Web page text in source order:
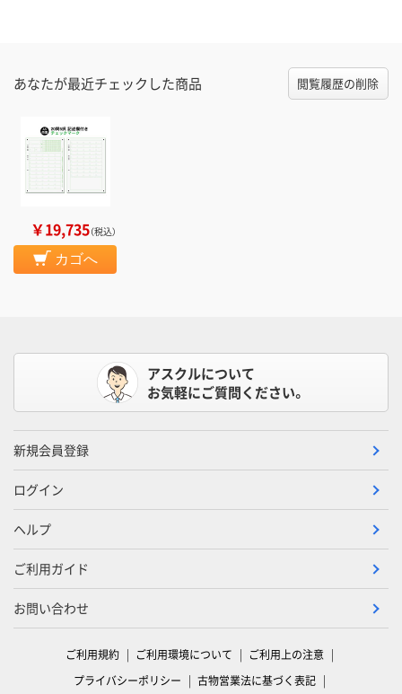
あなたが最近チェックした商品 閲覧履歴の削除
￥19,735（税込）
カゴへ
アスクルについて
お気軽にご質問ください。
新規会員登録
ログイン
ヘルプ
ご利用ガイド
お問い合わせ
ご利用規約 ご利用環境について
ご利用上の注意
プライバシーポリシー
古物営業法に基づく表記